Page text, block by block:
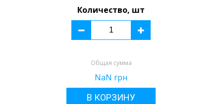
Количество, шт
Общая сумма
NaN грн
В КОРЗИНУ